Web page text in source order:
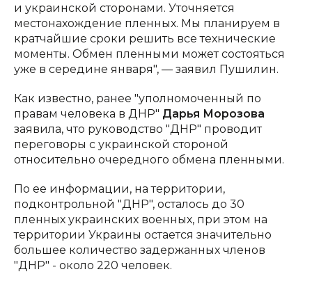
и украинской сторонами. Уточняется
местонахождение пленных. Мы планируем в
кратчайшие сроки решить все технические
моменты. Обмен пленными может состояться
уже в середине января", — заявил Пушилин.
Как известно, ранее "уполномоченный по
правам человека в ДНР" Дарья Морозова
заявила, что руководство "ДНР" проводит
переговоры с украинской стороной
относительно очередного обмена пленными.
По ее информации, на территории,
подконтрольной "ДНР", осталось до 30
пленных украинских военных, при этом на
территории Украины остается значительно
большее количество задержанных членов
"ДНР" - около 220 человек.